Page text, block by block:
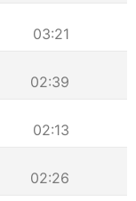
03:21
02:39
02:13
02:26